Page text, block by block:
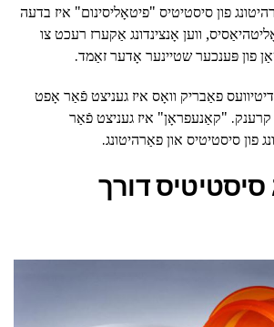
פון סיסטיטיס "פיטאָליסינום" איז בדעה
ווען אָנצינדונג אַקערז רעכט צו
פון פּענכער שטיינער אָדער זאַמד.
פאַבריק וואָס איז געניצט פֿאַר אָפט
קרענק. "קאַנעפראָן" איז געניצט פֿאַר
סיסטיטיס און פאַרהיטונג.
דורך